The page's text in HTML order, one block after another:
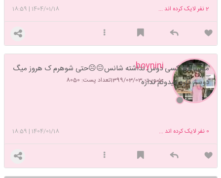
1404/01/18
|
18:59 2نفر لایک کرده اند ...
boynini
عضویت: 1399/03/03 تعداد پست: 8050
منم تاحالا کسی دوس نداشته شانس😐☹️حتی شوهرم ک هروز میگ
دوسم داره میدونم نداره
1404/01/18
|
18:59 0 نفر لایک کرده اند ...